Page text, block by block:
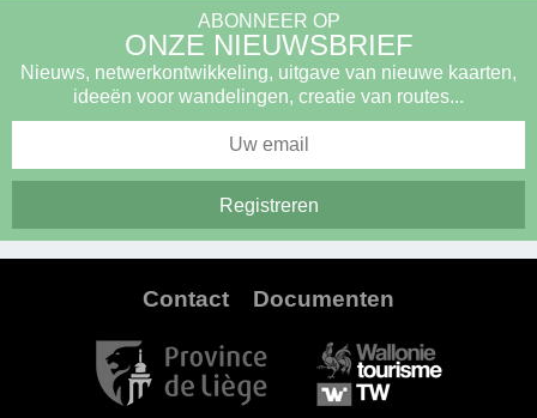
ABONNEER OP
ONZE NIEUWSBRIEF
Nieuws, netwerkontwikkeling, uitgave van nieuwe kaarten,
ideeën voor wandelingen, creatie van routes...
Contact Documenten